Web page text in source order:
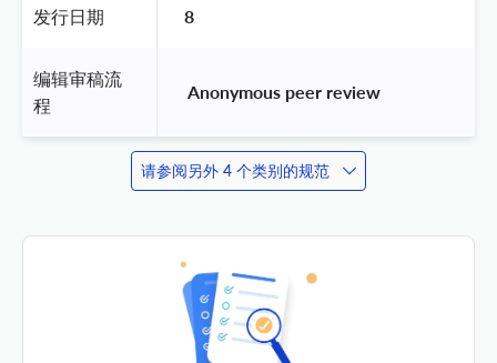
发行日期 8
编辑审稿流
程
Anonymous peer review
请参阅另外 4 个类别的规范